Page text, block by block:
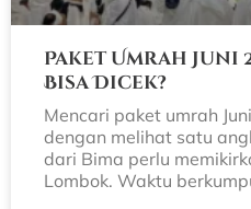
Paket Umrah Juni
Bisa Dicek?
Mencari paket umrah
dengan melihat satu
dari Bima perlu
Lombok. Waktu